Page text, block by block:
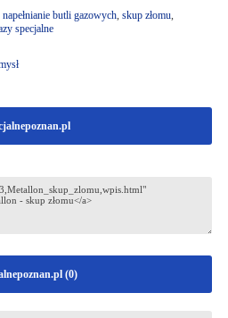
napełnianie butli gazowych, skup złomu,
specjalne
(0)